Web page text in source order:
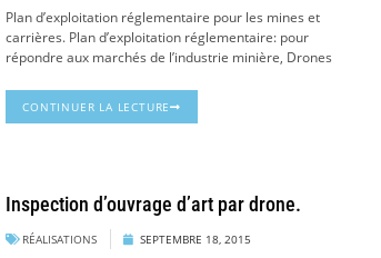
Plan d’exploitation réglementaire pour les mines et
carrières. Plan d’exploitation réglementaire: pour
répondre aux marchés de l’industrie minière, Drones
CONTINUER LA LECTURE
Inspection d’ouvrage d’art par drone.
RÉALISATIONS SEPTEMBRE 18, 2015